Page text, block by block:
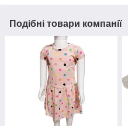
Подібні товари компанії